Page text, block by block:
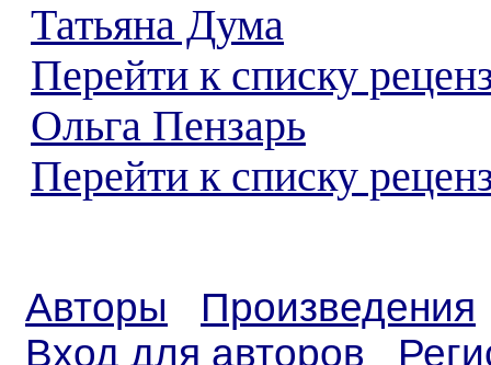
Татьяна Дума
Перейти к списку
Ольга Пензарь
Перейти к списку
Авторы
Произведения
Вход для авторов